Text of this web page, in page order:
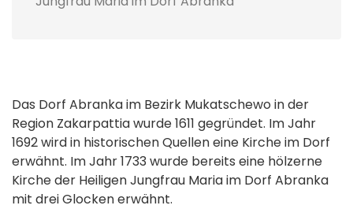
Das Dorf Abranka im Bezirk Mukatschewo in der
Region Zakarpattia wurde 1611 gegründet. Im Jahr
1692 wird in historischen Quellen eine Kirche im Dorf
erwähnt. Im Jahr 1733 wurde bereits eine hölzerne
Kirche der Heiligen Jungfrau Maria im Dorf Abranka
mit drei Glocken erwähnt.